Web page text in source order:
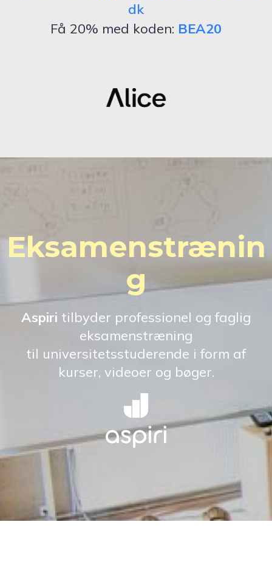
dk
Få 20% med koden: BEA20
Eksamenstrænin
g
Aspiri tilbyder professionel og faglig
eksamenstræning
til universitetsstuderende i form af
kurser, videoer og bøger.